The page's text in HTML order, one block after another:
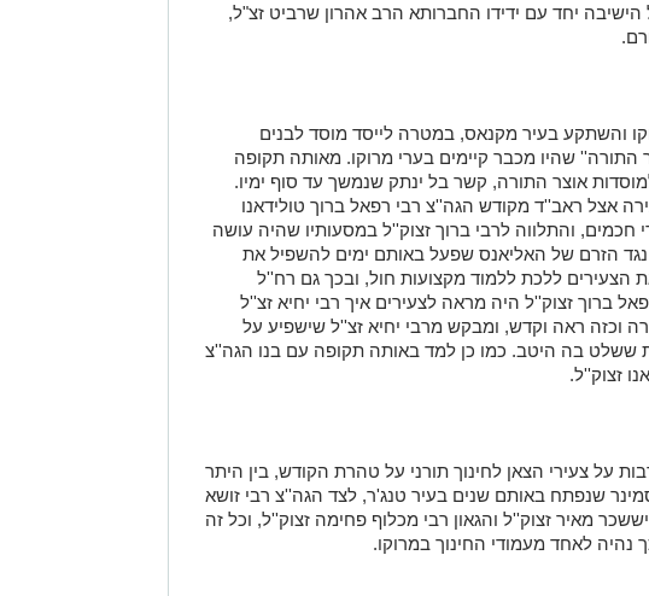
הישיבה יחד עם ידידו החברותא הרב אהרון שרביט זצ"ל,
.
והשתקע בעיר מקנאס, במטרה לייסד מוסד לבנים
התורה'' שהיו מכבר קיימים בערי מרוקו. מאותה תקופה
אוצר התורה, קשר בל ינתק שנמשך עד סוף ימיו.
אצל ראב''ד מקודש הגה''צ רבי רפאל ברוך טולידאנו
חכמים, והתלווה לרבי ברוך זצוק''ל במסעותיו שהיה עושה
הזרם של האליאנס שפעל באותם ימים להשפיל את
הצעירים ללכת ללמוד מקצועות חול, ובכך גם רח''ל
ברוך זצוק''ל היה מראה לצעירים איך רבי יחיא זצ''ל
וכזה ראה וקדש, ומבקש מרבי יחיא זצ''ל שישפיע על
ששלט בה היטב. כמו כן למד באותה תקופה עם בנו הגה''צ
זצוק''ל.
על צעירי הצאן לחינוך תורני על טהרת הקודש, בין היתר
שנפתח באותם שנים בעיר טנג'ר, לצד הגה''צ רבי זושא
יששכר מאיר זצוק''ל והגאון רבי מכלוף פחימה זצוק''ל, וכל זה
נהיה לאחד מעמודי החינוך במרוקו.